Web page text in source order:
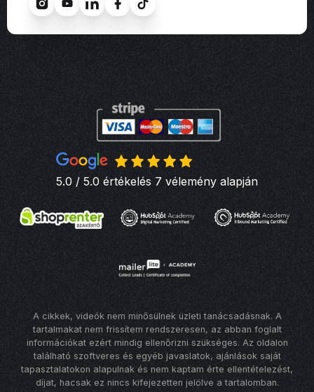
5.0 / 5.0 értékelés 7 vélemény alapján
A cikkek, videók nem minősülnek üzleti tanácsadásnak. A
tartalmakat nem frissítem rendszeresen, az abban foglalt
információkat ezért mindig ellenőrizni szükséges. Az oldalon
található szoftveres és egyéb javaslatok, ajánlások saját
tapasztalatokon alapulnak és nem kaptam érte ellentételezést,
díjat, hacsak ez nincs kifejezetten jelölve a tartalomban.